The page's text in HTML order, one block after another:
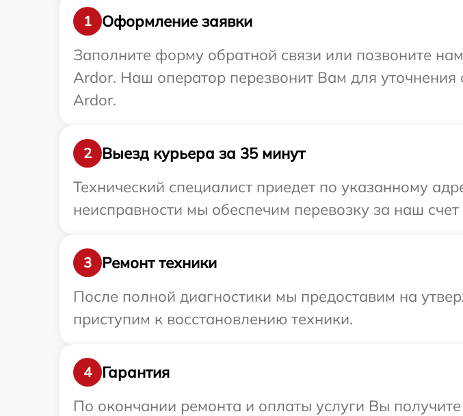
1
Оформление заявки
Заполните форму обратной связи или позвоните
Ardor. Наш оператор перезвонит Вам для уточнения
Ardor.
2
Выезд курьера за 35 минут
Технический специалист приедет по указанному
неисправности мы обеспечим перевозку за наш
3
Ремонт техники
После полной диагностики мы предоставим на
приступим к восстановлению техники.
4
Гарантия
По окончании ремонта и оплаты услуги Вы